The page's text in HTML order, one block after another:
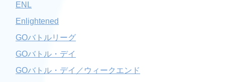
ENL
Enlightened
GOバトルリーグ
GOバトル・デイ
GOバトル・デイ／ウィークエンド